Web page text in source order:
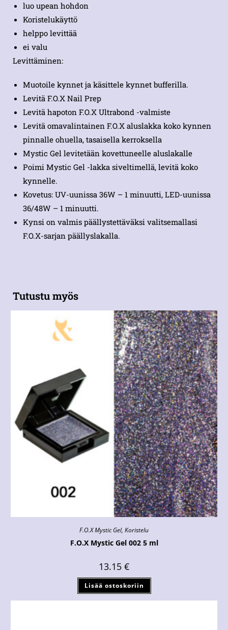
luo upean hohdon
Koristelukäyttö
helppo levittää
ei valu
Levittäminen:
Muotoile kynnet ja käsittele kynnet bufferilla.
Levitä F.O.X Nail Prep
Levitä hapoton F.O.X Ultrabond -valmiste
Levitä omavalintainen F.O.X aluslakka koko kynnen
pinnalle ohuella, tasaisella kerroksella
Mystic Gel levitetään kovettuneelle aluslakalle
Poimi Mystic Gel -lakka siveltimellä, levitä koko
kynnelle.
Kovetus: UV-uunissa 36W – 1 minuutti, LED-uunissa
36/48W – 1 minuutti.
Kynsi on valmis päällystettäväksi valitsemallasi
F.O.X-sarjan päällyslakalla.
Tutustu myös
F.O.X Mystic Gel, Koristelu
F.O.X Mystic Gel 002 5 ml
13.15 €
Lisää ostoskoriin